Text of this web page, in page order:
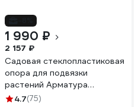
1 990 ₽
2 157 ₽
Садовая стеклопластиковая
опора для подвязки
растений Арматура
Композит 12 мм, 20 шт.,
4.7(75)